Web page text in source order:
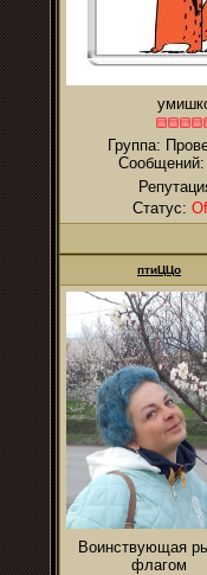
Группа:
Сообщений:
Статус:
птиЦЦо
Воинствующая
флагом